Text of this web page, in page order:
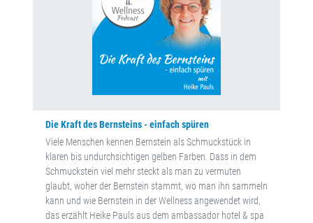
Die Kraft des Bernsteins - einfach spüren
Viele Menschen kennen Bernstein als Schmuckstück in
klaren bis undurchsichtigen gelben Farben. Dass in dem
Schmuckstein viel mehr steckt als man zu vermuten
glaubt, woher der Bernstein stammt, wo man ihn sammeln
kann und wie Bernstein in der Wellness angewendet wird,
das erzählt Heike Pauls aus dem ambassador hotel & spa